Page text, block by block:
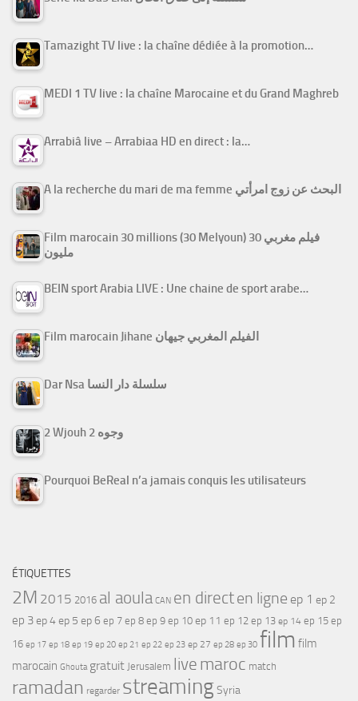
Tamazight TV live : la chaîne dédiée à la promotion…
MEDI 1 TV live : la chaîne Marocaine et du Grand Maghreb
Arrabiâ live – Arrabiaa HD en direct : la…
A la recherche du mari de ma femme البحث عن زوج امرأتي
Film marocain 30 millions (30 Melyoun) فيلم مغربي 30
مليون
BEIN sport Arabia LIVE : Une chaine de sport arabe…
Film marocain Jihane الفيلم المغربي جيهان
Dar Nsa سلسلة دار النسا
2 Wjouh 2 وجوه
Pourquoi BeReal n’a jamais conquis les utilisateurs
ÉTIQUETTES
2M 2015 2016 al aoula CAN en directen ligne ep 1 ep 2
ep 3ep 4ep 5 ep 6 ep 7 ep 8 ep 9 ep 10 ep 11 ep 12 ep 13 ep 14 ep 15 ep
16 ep 17 ep 18 ep 19 ep 20 ep 21 ep 22 ep 23 ep 27 ep 28 ep 30 film film
marocain Ghouta gratuit Jerusalem live maroc match
ramadan regarder streamingSyria